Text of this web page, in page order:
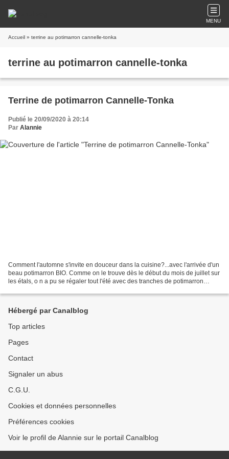
MENU
Accueil » terrine au potimarron cannelle-tonka
terrine au potimarron cannelle-tonka
Terrine de potimarron Cannelle-Tonka
Publié le 20/09/2020 à 20:14
Par Alannie
Comment l'automne s'invite en douceur dans la cuisine?...avec l'arrivée d'un
beau potimarron BIO. Comme on le trouve dès le début du mois de juillet sur
les étals, o n a pu se régaler tout l'été avec des tranches de potimarron
Hébergé par Canalblog
Top articles
Pages
Contact
Signaler un abus
C.G.U.
Cookies et données personnelles
Préférences cookies
Voir le profil de Alannie sur le portail Canalblog